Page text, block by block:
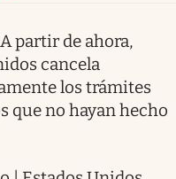
partir de ahora,
cancela
los trámites
que no hayan hecho